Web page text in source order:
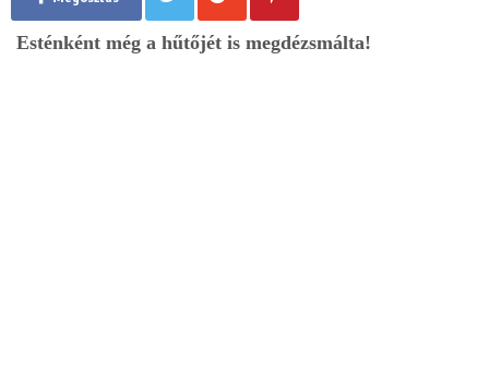
Esténként még a hűtőjét is megdézsmálta!